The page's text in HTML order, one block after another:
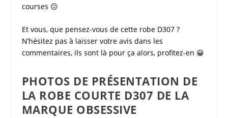
courses 😐
Et vous, que pensez-vous de cette robe D307?
N’hésitez pas à laisser votre avis dans les
commentaires, ils sont là pour ça alors, profitez-en 😀
PHOTOS DE PRÉSENTATION DE
LA ROBE COURTE D307 DE LA
MARQUE OBSESSIVE